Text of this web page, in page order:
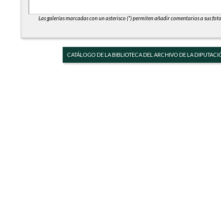
Las galerías marcadas con un asterisco (*) permiten añadir comentarios a sus
CATÁLOGO DE LA BIBLIOTECA DEL ARCHIVO DE LA